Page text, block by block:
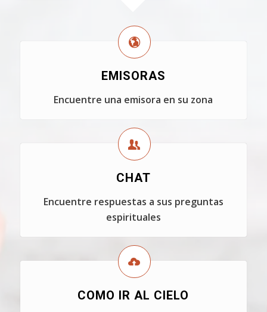
EMISORAS
Encuentre una emisora en su zona
CHAT
Encuentre respuestas a sus preguntas
espirituales
COMO IR AL CIELO